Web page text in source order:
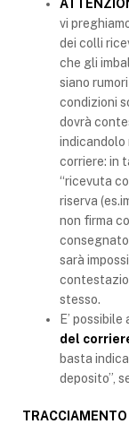
vi
dei colli
che gli
siano
condizioni
dovrà
indicandolo
corriere: in
“ricevuta
riserva
non firma
sarà
stesso.
E’ possibile
del
basta
deposito”,
TRACCIAMENTO